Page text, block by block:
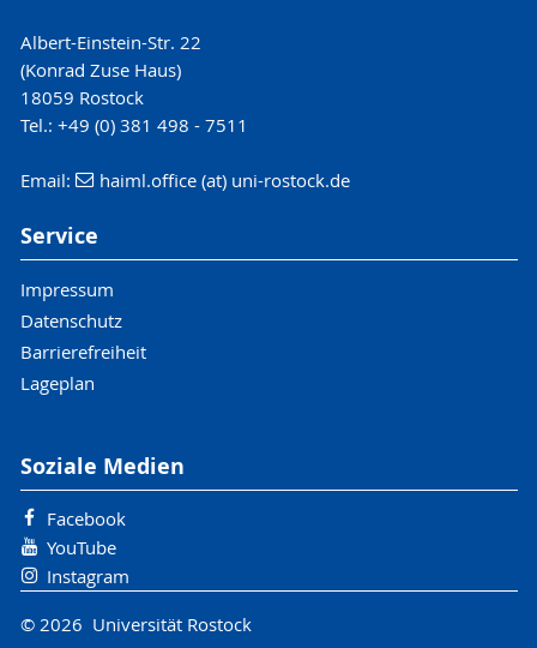
Albert-Einstein-Str. 22
(Konrad Zuse Haus)
18059 Rostock
Tel.: +49 (0) 381 498 - 7511
Email: haiml.office (at) uni-rostock.de
Service
Impressum
Datenschutz
Barrierefreiheit
Lageplan
Soziale Medien
Facebook
YouTube
Instagram
© 2026 Universität Rostock